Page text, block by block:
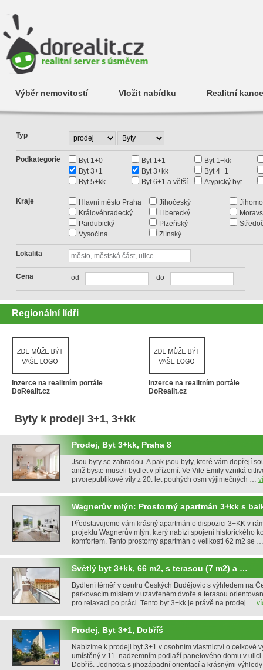
Výběr nemovitostí Vložit nabídku Realitní
Typ
Podkategorie Byt 1+0 Byt 1+1
Byt 1+kk
Byt 3+1
Byt 3+kk
Byt 4+1
Byt 5+kk
Byt 6+1 a větší Atypický byt
Kraje Hlavní město Praha Jihočeský
Královéhradecký
Liberecký
Pardubický
Plzeňský
Vysočina
Zlínský
Lokalita
Cena od do
Regionální lídři
Inzerce na realitním portále
DoRealit.cz
Inzerce na realitním portále
DoRealit.cz
Byty k prodeji 3+1, 3+kk
Prodej, Byt 3+kk, Praha 8
Jsou byty se zahradou. A pak jsou byty, které vám dopřejí
aniž byste museli bydlet v přízemí. Ve Vile Emily vzniká
prvorepublikové vily z 20. let pouhých osm výjimečných …
Wagnerův mlýn: Prostorný apartmán 3+kk s
Představujeme vám krásný apartmán o dispozici 3+KK v
projektu Wagnerův mlýn, který nabízí spojení historického
komfortem. Tento prostorný apartmán o velikosti 62 m2 se
Světlý byt 3+kk, 66 m2, s terasou (7 m2) a …
Bydlení téměř v centru Českých Budějovic s výhledem na
parkovacím místem v uzavřeném dvoře a terasou
pro relaxaci po práci. Tento byt 3+kk je právě na prodej …
Prodej, Byt 3+1, Dobříš
Nabízíme k prodeji byt 3+1 v osobním vlastnictví o celkové
umístěný v 11. nadzemním podlaží panelového domu v ulici
Dobříš. Jednotka s jihozápadní orientací a krásnými